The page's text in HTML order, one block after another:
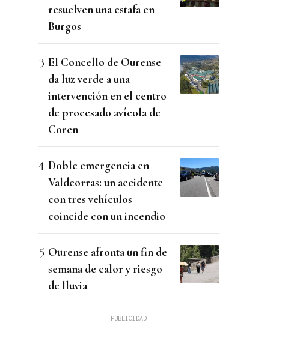
resuelven una estafa en
Burgos
El Concello de Ourense
da luz verde a una
intervención en el centro
de procesado avícola de
Coren
Doble emergencia en
Valdeorras: un accidente
con tres vehículos
coincide con un incendio
Ourense afronta un fin de
semana de calor y riesgo
de lluvia